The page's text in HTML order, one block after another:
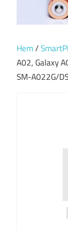
Hem/
A02, Galaxy
SM-A022G/